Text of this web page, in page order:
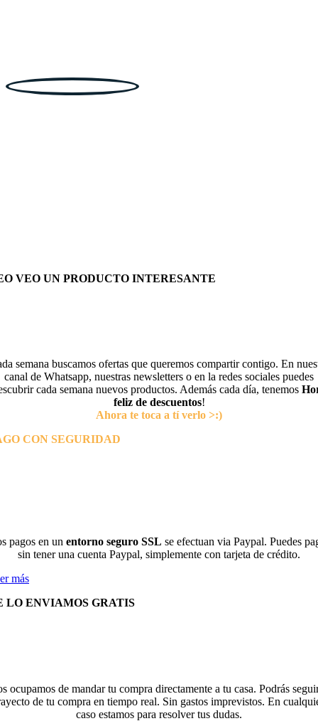
VEO UN PRODUCTO INTERESANTE
semana buscamos ofertas que queremos compartir contigo. En
canal de Whatsapp, nuestras newsletters o en la redes sociales puedes
cada semana nuevos productos. Además cada día, tenemos
feliz de descuentos!
Ahora te toca a tí verlo >:)
CON SEGURIDAD
pagos en un entorno seguro SSL se efectuan via Paypal. Puedes
sin tener una cuenta Paypal, simplemente con tarjeta de crédito.
más
LO ENVIAMOS GRATIS
ocupamos de mandar tu compra directamente a tu casa. Podrás
de tu compra en tiempo real. Sin gastos imprevistos. En
caso estamos para resolver tus dudas.